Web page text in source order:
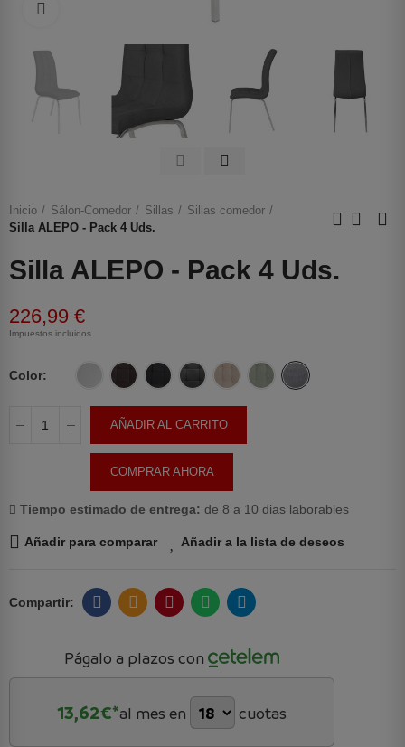
Inicio Sálon-Comedor Sillas
Sillas comedor
Silla ALEPO - Pack 4 Uds.
Silla ALEPO - Pack 4 Uds.
226,99 €
Impuestos incluidos
Color
AÑADIR AL CARRITO
COMPRAR AHORA
Tiempo estimado de entrega: de 8 a 10 dias laborables
Añadir para comparar Añadir a la lista de deseos
Págalo a plazos con
13,62€*al mes en cuotas